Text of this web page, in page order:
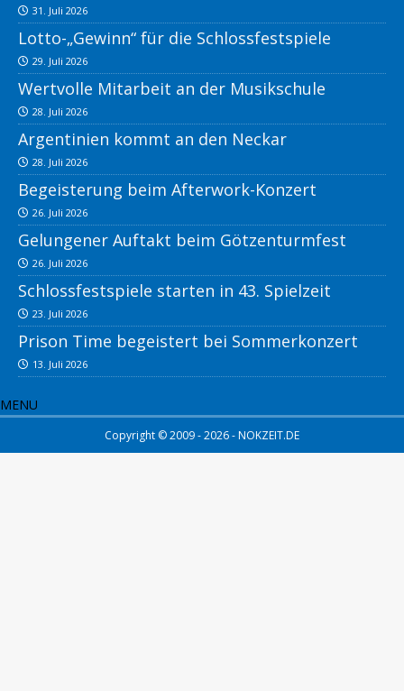
31. Juli 2026
Lotto-„Gewinn“ für die Schlossfestspiele
29. Juli 2026
Wertvolle Mitarbeit an der Musikschule
28. Juli 2026
Argentinien kommt an den Neckar
28. Juli 2026
Begeisterung beim Afterwork-Konzert
26. Juli 2026
Gelungener Auftakt beim Götzenturmfest
26. Juli 2026
Schlossfestspiele starten in 43. Spielzeit
23. Juli 2026
Prison Time begeistert bei Sommerkonzert
13. Juli 2026
MENU
Copyright © 2009 - 2026 - NOKZEIT.DE